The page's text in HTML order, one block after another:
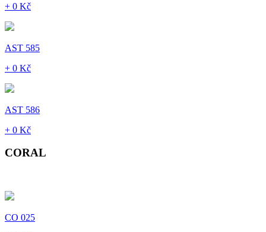
+ 0 Kč
AST 585
+ 0 Kč
AST 586
+ 0 Kč
CORAL
CO 025